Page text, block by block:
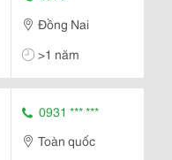
Đồng Nai
>1 năm
0931 *** ***
Toàn quốc